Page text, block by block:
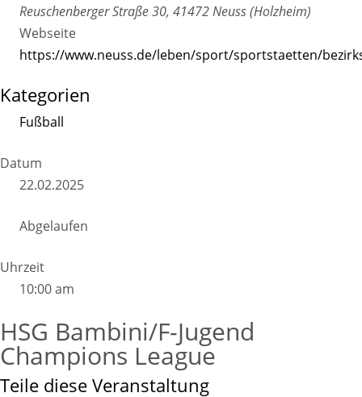
Reuschenberger Straße 30, 41472 Neuss (Holzheim)
Webseite
https://www.neuss.de/leben/sport/sportstaetten/
Kategorien
Fußball
Datum
22.02.2025
Abgelaufen
Uhrzeit
10:00 am
HSG Bambini/F-Jugend
Champions League
Teile diese Veranstaltung